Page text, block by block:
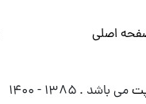
اصلی
می باشد . ۱۳۸۵ - ۱۴۰۰